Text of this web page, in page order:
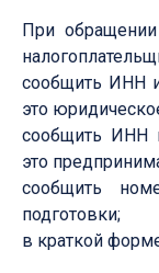
При
сообщить ИНН
это
сообщить ИНН
это
сообщить
подготовки;
в краткой